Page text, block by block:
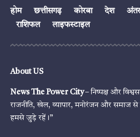
होम छत्तीसगढ़ कोरबा देश
राशिफल
लाइफस्टाइल
About US
News The Power City– निष्पक्ष और
राजनीति, खेल, व्यापार, मनोरंजन और समाज
हमसे जुड़े रहें।”